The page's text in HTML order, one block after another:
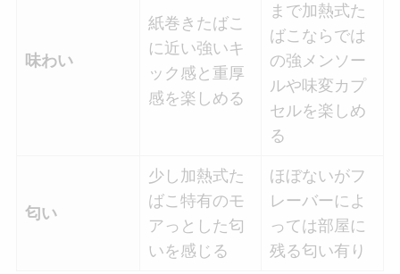
味わい
紙巻きたばこ
に近い強いキ
ック感と重厚
感を楽しめる
まで加熱式た
ばこならでは
の強メンソー
ルや味変カプ
セルを楽しめ
る
匂い
少し加熱式た
ばこ特有のモ
アっとした匂
いを感じる
ほぼないがフ
レーバーによ
っては部屋に
残る匂い有り